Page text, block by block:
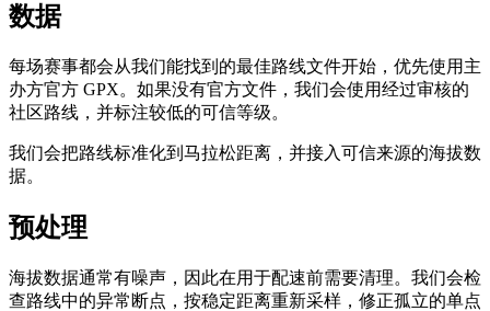
数据
每场赛事都会从我们能找到的最佳路线文件开始，优先使用主
办方官方 GPX。如果没有官方文件，我们会使用经过审核的
社区路线，并标注较低的可信等级。
我们会把路线标准化到马拉松距离，并接入可信来源的海拔数
据。
预处理
海拔数据通常有噪声，因此在用于配速前需要清理。我们会检
查路线中的异常断点，按稳定距离重新采样，修正孤立的单点